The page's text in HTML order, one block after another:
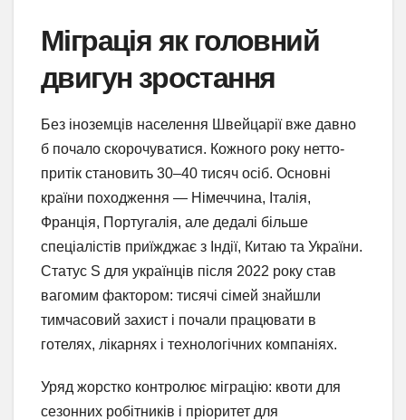
Міграція як головний
двигун зростання
Без іноземців населення Швейцарії вже давно
б почало скорочуватися. Кожного року нетто-
притік становить 30–40 тисяч осіб. Основні
країни походження — Німеччина, Італія,
Франція, Португалія, але дедалі більше
спеціалістів приїжджає з Індії, Китаю та України.
Статус S для українців після 2022 року став
вагомим фактором: тисячі сімей знайшли
тимчасовий захист і почали працювати в
готелях, лікарнях і технологічних компаніях.
Уряд жорстко контролює міграцію: квоти для
сезонних робітників і пріоритет для